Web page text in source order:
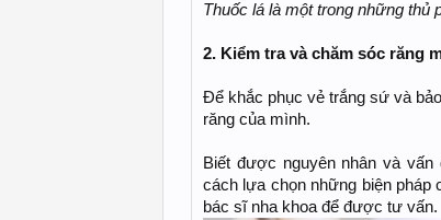
Thuốc lá là một trong những thủ
2. Kiểm tra và chăm sóc răng
Để khắc phục vẻ trắng sứ và
răng của mình.
Biết được nguyên nhân và
cách lựa chọn những biện pháp
bác sĩ nha khoa để được tư vấn.